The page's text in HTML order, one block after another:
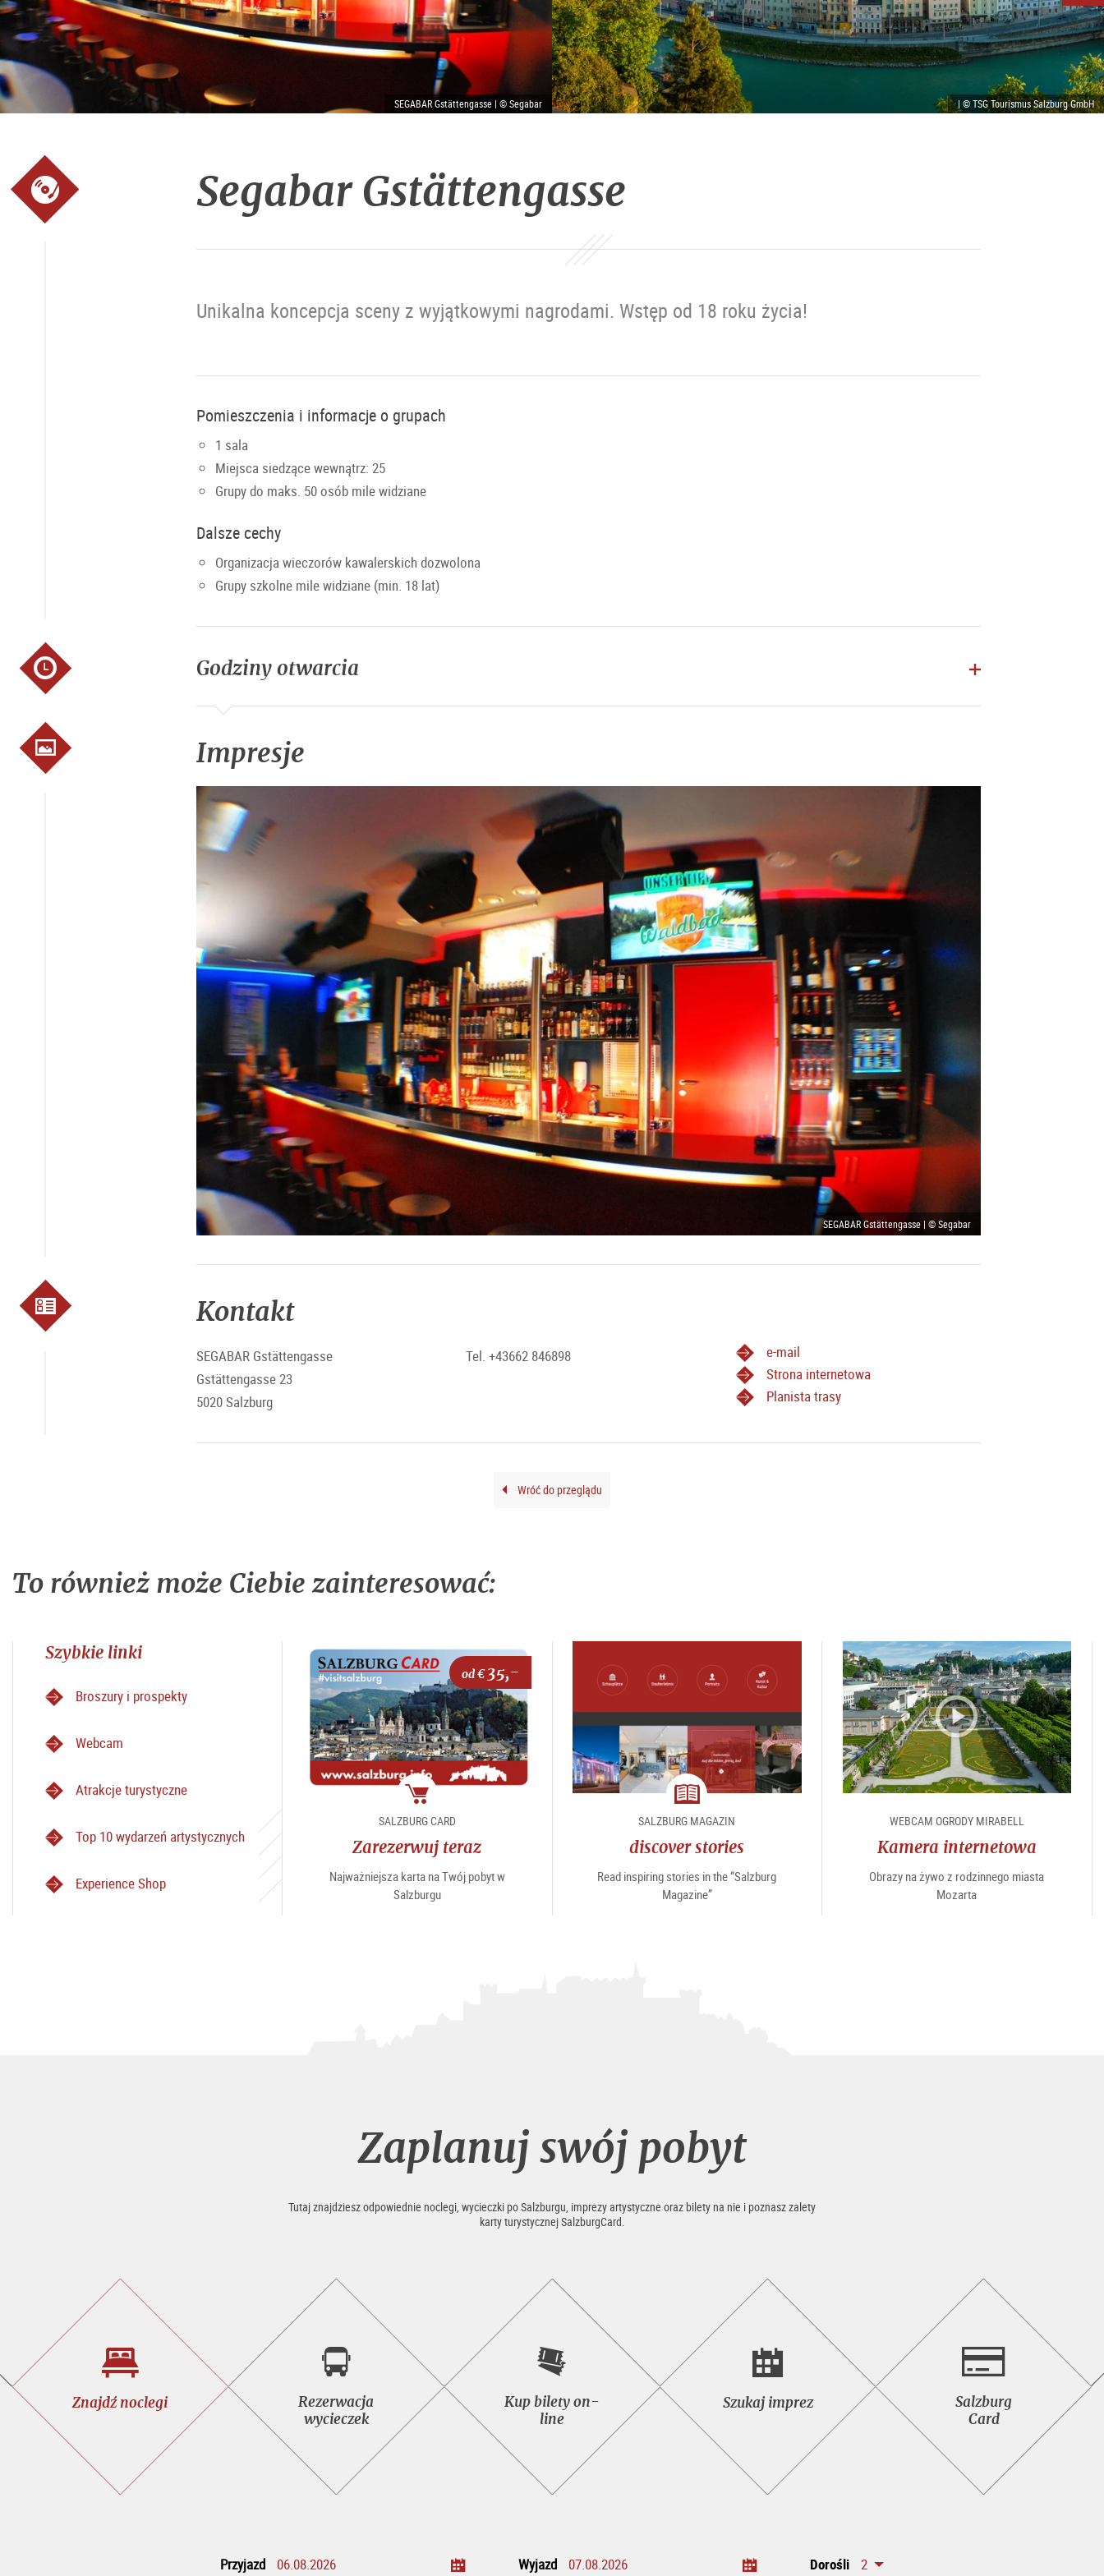
SEGABAR Gstättengasse | © Segabar | © TSG Tourismus Salzburg GmbH
Segabar Gstättengasse
Unikalna koncepcja sceny z wyjątkowymi nagrodami. Wstęp od 18 roku życia!
Pomieszczenia i informacje o grupach
1 sala
Miejsca siedzące wewnątrz: 25
Grupy do maks. 50 osób mile widziane
Dalsze cechy
Organizacja wieczorów kawalerskich dozwolona
Grupy szkolne mile widziane (min. 18 lat)
Godziny otwarcia
Impresje
SEGABAR Gstättengasse | © Segabar
Kontakt
SEGABAR Gstättengasse
Gstättengasse 23
5020 Salzburg
Tel. +43662 846898
e-mail
Strona internetowa
Planista trasy
Wróć do przeglądu
To również może Ciebie zainteresować:
Szybkie linki
Broszury i prospekty
Webcam
Atrakcje turystyczne
Top 10 wydarzeń artystycznych
Experience Shop
od €35,-
Pakiet
SALZBURG CARD
Zarezerwuj teraz
Najważniejsza karta na Twój pobyt w
Salzburgu
magazine
SALZBURG MAGAZIN
discover stories
Read inspiring stories in the “Salzburg
Magazine”
WEBCAM OGRODY MIRABELL
Kamera internetowa
Obrazy na żywo z rodzinnego miasta
Mozarta
Zaplanuj swój pobyt
Tutaj znajdziesz odpowiednie noclegi, wycieczki po Salzburgu, imprezy artystyczne oraz bilety na nie i poznasz zalety
karty turystycznej SalzburgCard.
Znajdź noclegi
Znajdź
noclegi
Rezerwacja
wycieczek
Rezerwacja
wycieczek
Kup bilety on-
line
Kup
bilety
on-
Szukaj imprez
Szukaj
imprez
Salzburg
Card
Salzburg<br>Card
Przyjazd Wyjazd Dorośli 2